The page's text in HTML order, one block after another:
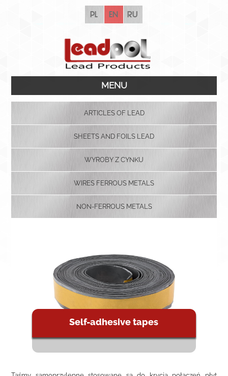
pl en ru
MENU
ARTICLES OF LEAD
SHEETS AND FOILS LEAD
WYROBY Z CYNKU
WIRES FERROUS METALS
NON-FERROUS METALS
Self-adhesive tapes